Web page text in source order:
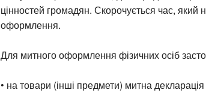
цінностей громадян. Скорочується час,
оформлення.
Для митного оформлення фізичних осіб
• на товари (інші предмети) митна